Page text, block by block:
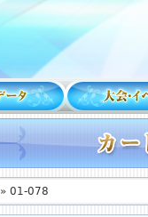
» 01-078